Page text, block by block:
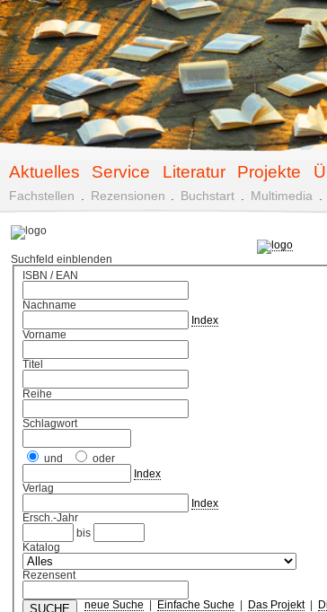
Aktuelles Service Literatur Projekte
Fachstellen Rezensionen Buchstart Multimedia
Suchfeld einblenden
ISBN / EAN
Nachname
Index
Vorname
Titel
Reihe
Schlagwort
und
oder
Index
Verlag
Index
Ersch.-Jahr
bis
Katalog
Rezensent
neue Suche Einfache Suche Das Projekt|